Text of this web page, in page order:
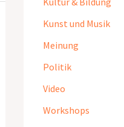
Kunst und Musik
Meinung
Politik
Video
Workshops